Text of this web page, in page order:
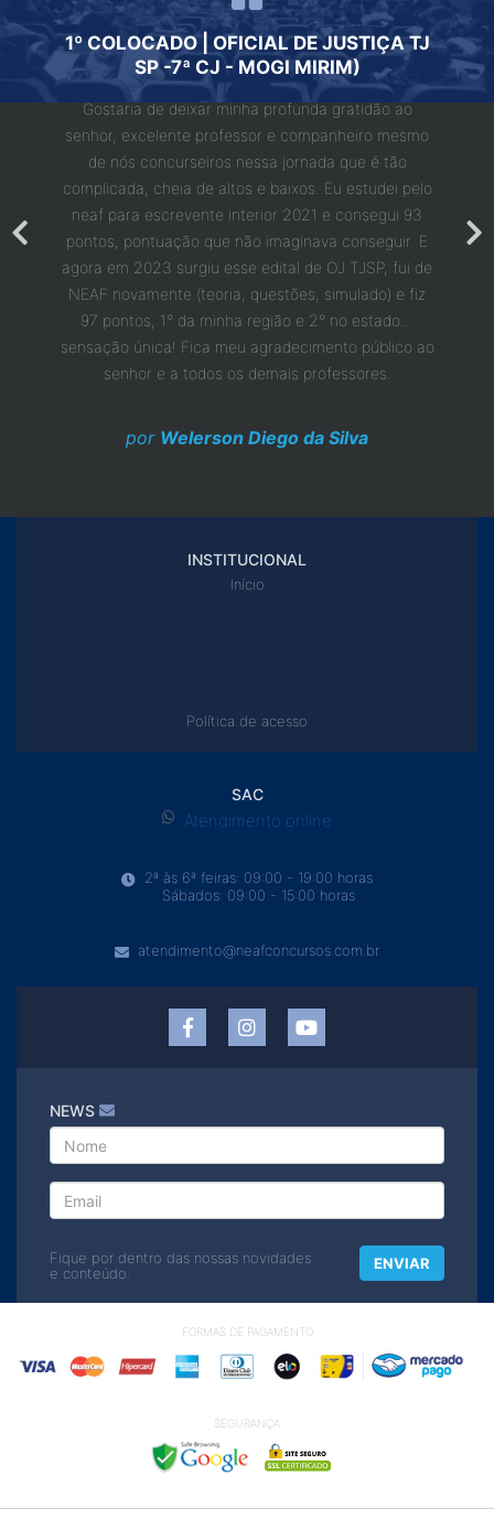
1º COLOCADO | OFICIAL DE JUSTIÇA TJ
SP -7ª CJ - MOGI MIRIM)
Gostaria de deixar minha profunda gratidão ao
senhor, excelente professor e companheiro mesmo
de nós concurseiros nessa jornada que é tão
complicada, cheia de altos e baixos. Eu estudei pelo
neaf para escrevente interior 2021 e consegui 93
pontos, pontuação que não imaginava conseguir. E
agora em 2023 surgiu esse edital de OJ TJSP, fui de
NEAF novamente (teoria, questões, simulado) e fiz
97 pontos, 1° da minha região e 2° no estado...
sensação única! Fica meu agradecimento público ao
senhor e a todos os demais professores.
por Welerson Diego da Silva
Adquiri
que
INSTITUCIONAL
Início
Política de acesso
SAC
Atendimento online
2ª às 6ª feiras: 09:00 - 19:00 horas
Sábados: 09:00 - 15:00 horas
atendimento@neafconcursos.com.br
NEWS
Fique por dentro das nossas novidades
e conteúdo.
ENVIAR
FORMAS DE PAGAMENTO
SEGURANÇA